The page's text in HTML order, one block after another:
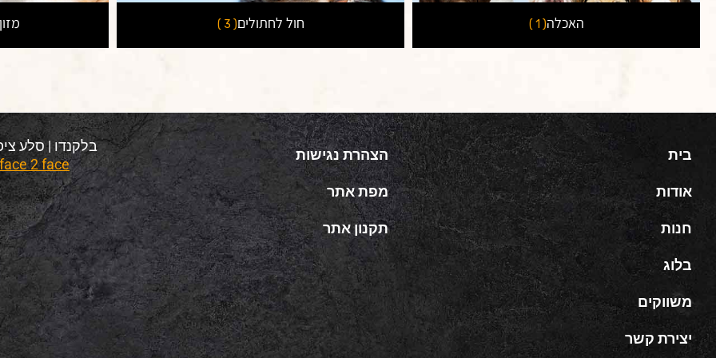
האכלה( 1 ) חול לחתולים( 3 )
בית
אודות
חנות
בלוג
משווקים
יצירת קשר
הצהרת נגישות
מפת אתר
תקנון אתר
בלקנדו | סלע ציפורי 2025 © כל
face 2 face – בניית חנויות וירטואליות